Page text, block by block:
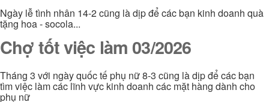
Ngày lễ tình nhân 14-2 cũng là dịp để các bạn kinh doanh quà
tặng hoa - socola...
Chợ tốt việc làm 03/2026
Tháng 3 với ngày quốc tế phụ nữ 8-3 cũng là dịp để các bạn
tìm việc làm các lĩnh vực kinh doanh các mặt hàng dành cho
phụ nữ